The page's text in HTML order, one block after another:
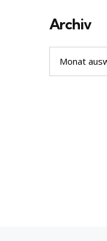
Archiv